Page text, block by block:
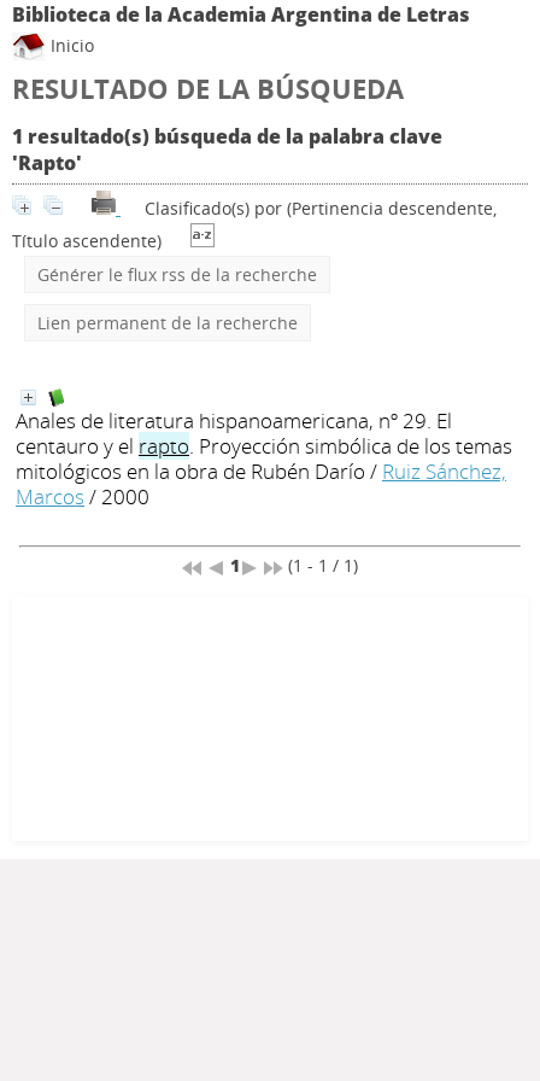
Biblioteca de la Academia Argentina de Letras
Inicio
RESULTADO DE LA BÚSQUEDA
1 resultado(s) búsqueda de la palabra clave
'Rapto'
Clasificado(s) por (Pertinencia descendente,
Título ascendente)
Générer le flux rss de la recherche
Lien permanent de la recherche
Anales de literatura hispanoamericana, nº 29. El
centauro y el rapto. Proyección simbólica de los temas
mitológicos en la obra de Rubén Darío / Ruiz Sánchez,
Marcos / 2000
1 (1 - 1 / 1)